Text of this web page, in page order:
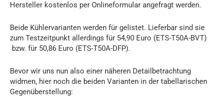
Hersteller kostenlos per Onlineformular angefragt werden.
Beide Kühlervarianten werden für gelistet. Lieferbar sind sie
zum Testzeitpunkt allerdings für 54,90 Euro (ETS-T50A-BVT)
bzw. für 50,86 Euro (ETS-T50A-DFP).
Bevor wir uns nun also einer näheren Detailbetrachtung
widmen, hier noch die beiden Varianten in der tabellarischen
Gegenüberstellung: